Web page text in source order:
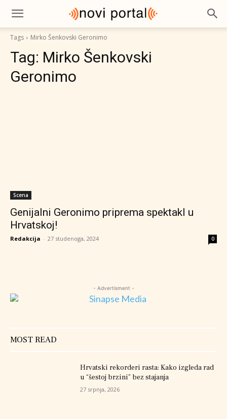
Tags Mirko Šenkovski Geronimo
Tag: Mirko Šenkovski
Geronimo
Scena
Genijalni Geronimo priprema spektakl u
Hrvatskoj!
Redakcija - 27 studenoga, 2024 0
- Advertisment -
MOST READ
Hrvatski rekorderi rasta: Kako izgleda rad
u “šestoj brzini” bez stajanja
27 srpnja, 2026